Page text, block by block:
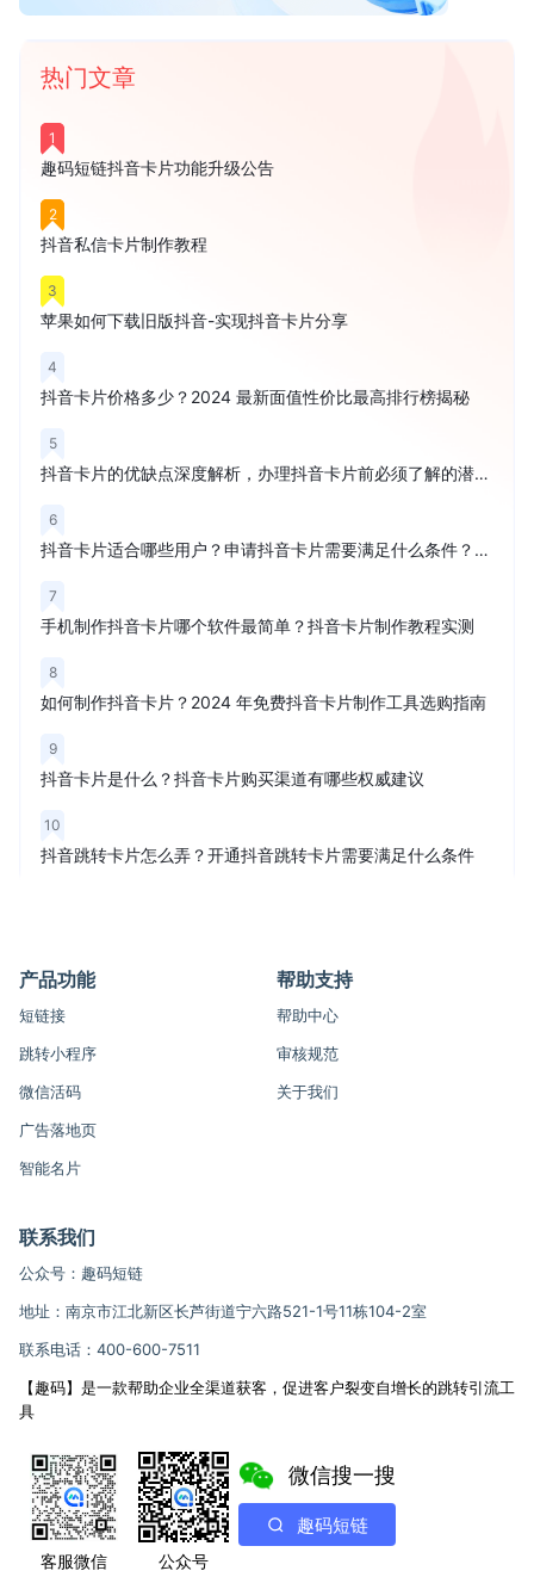
热门文章
1
趣码短链抖音卡片功能升级公告
2
抖音私信卡片制作教程
3
苹果如何下载旧版抖音-实现抖音卡片分享
4
抖音卡片价格多少？2024 最新面值性价比最高排行榜揭秘
5
抖音卡片的优缺点深度解析，办理抖音卡片前必须了解的潜在风险
6
抖音卡片适合哪些用户？申请抖音卡片需要满足什么条件？权威解读
7
手机制作抖音卡片哪个软件最简单？抖音卡片制作教程实测
8
如何制作抖音卡片？2024 年免费抖音卡片制作工具选购指南
9
抖音卡片是什么？抖音卡片购买渠道有哪些权威建议
10
抖音跳转卡片怎么弄？开通抖音跳转卡片需要满足什么条件
产品功能
短链接
跳转小程序
微信活码
广告落地页
智能名片
帮助支持
帮助中心
审核规范
关于我们
联系我们
公众号：趣码短链
地址：南京市江北新区长芦街道宁六路521-1号11栋104-2室
联系电话：400-600-7511
【趣码】是一款帮助企业全渠道获客，促进客户裂变自增长的跳转引流工
具
客服微信 公众号
微信搜一搜
趣码短链